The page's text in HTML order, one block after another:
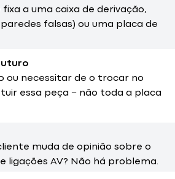
fixa a uma caixa de derivação,
falsas) ou uma placa de
ou necessitar de o trocar no
essa peça − não toda a placa
muda de opinião sobre o
ligações AV? Não há problema.